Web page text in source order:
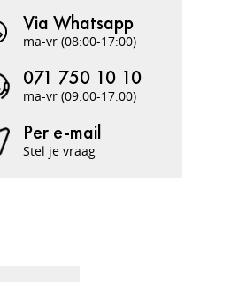
Via Whatsapp
ma-vr (08:00-17:00)
071 750 10 10
ma-vr (09:00-17:00)
Per e-mail
Stel je vraag